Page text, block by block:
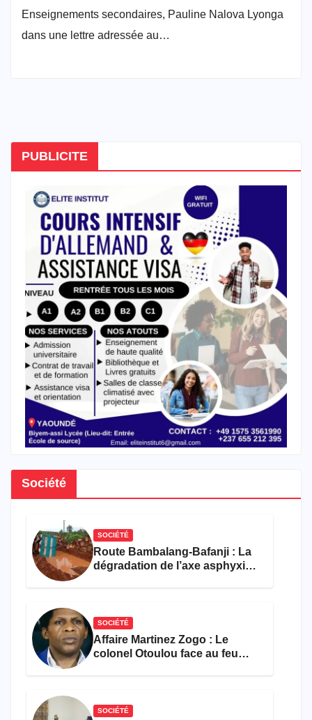
Enseignements secondaires, Pauline Nalova Lyonga
dans une lettre adressée au…
PUBLICITE
Société
SOCIÉTÉ
Route Bambalang-Bafanji : La
dégradation de l’axe asphyxie
SOCIÉTÉ
Affaire Martinez Zogo : Le
colonel Otoulou face au feu
SOCIÉTÉ